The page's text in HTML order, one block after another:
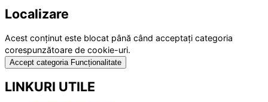
Localizare
Acest conținut este blocat până când acceptați categoria
corespunzătoare de cookie-uri.
Accept categoria Funcționalitate
LINKURI UTILE